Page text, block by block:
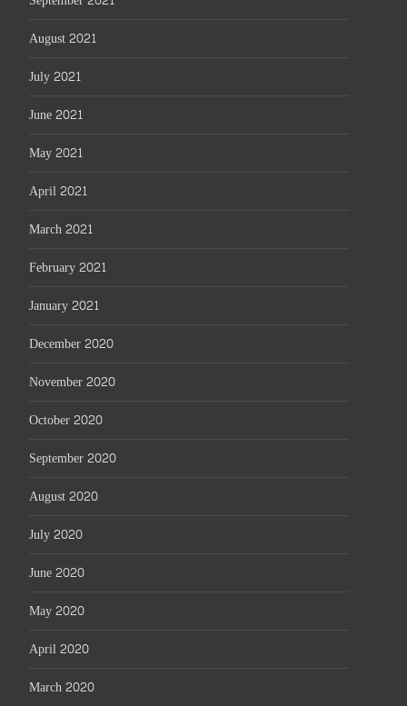
August 2021
July 2021
June 2021
May 2021
April 2021
March 2021
February 2021
January 2021
December 2020
November 2020
October 2020
September 2020
August 2020
July 2020
June 2020
May 2020
April 2020
March 2020